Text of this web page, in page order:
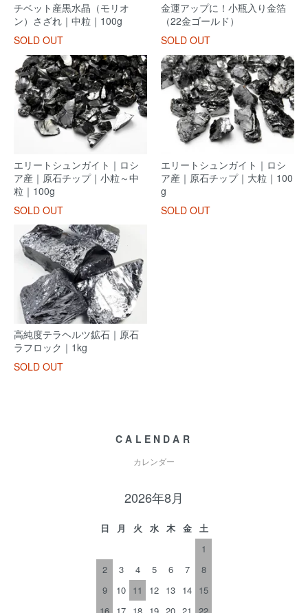
チベット産黒水晶（モリオ
ン）さざれ｜中粒｜100g
SOLD OUT
金運アップに！小瓶入り金箔
（22金ゴールド）
SOLD OUT
エリートシュンガイト｜ロシ
ア産｜原石チップ｜小粒～中
粒｜100g
SOLD OUT
エリートシュンガイト｜ロシ
ア産｜原石チップ｜大粒｜100
g
SOLD OUT
高純度テラヘルツ鉱石｜原石
ラフロック｜1kg
SOLD OUT
CALENDAR
カレンダー
2026年8月
日 月 火 水 木 金
土
1
2
3 4 5 6 7
8
9
10 11 12 13 14 15